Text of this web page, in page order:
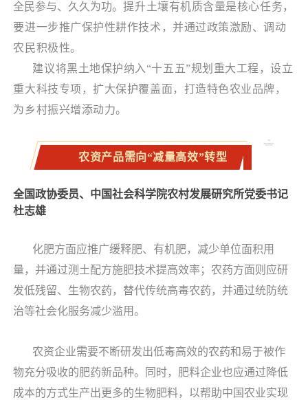
全民参与、久久为功。提升土壤有机质含量是核心任务，
要进一步推广保护性耕作技术，并通过政策激励、调动
农民积极性。
建议将黑土地保护纳入“十五五”规划重大工程，设立
重大科技专项，扩大保护覆盖面，打造特色农业品牌，
为乡村振兴增添动力。
农资产品需向“减量高效”转型
全国政协委员、中国社会科学院农村发展研究所党委书记
杜志雄
化肥方面应推广缓释肥、有机肥，减少单位面积用
量，并通过测土配方施肥技术提高效率；农药方面则应研
发低残留、生物农药，替代传统高毒农药，并通过统防统
治等社会化服务减少滥用。
农资企业需要不断研发出低毒高效的农药和易于被作
物充分吸收的肥药新品种。同时，肥料企业也应通过降低
成本的方式生产出更多的生物肥料，以帮助中国农业实现